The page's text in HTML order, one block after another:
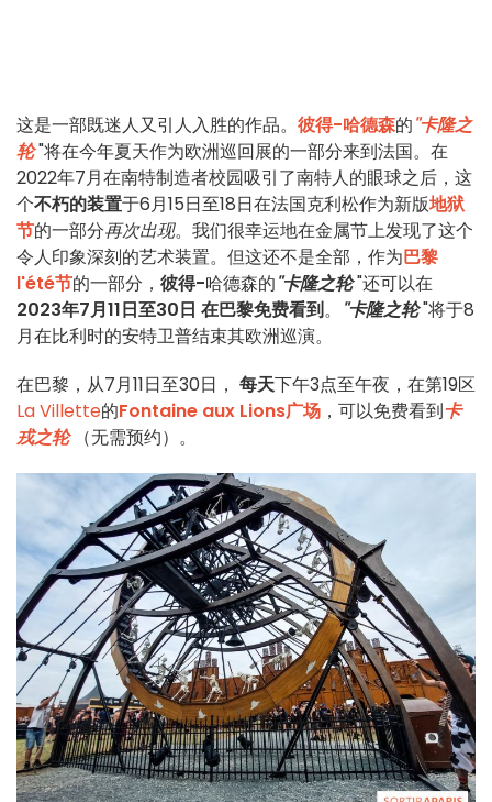
这是一部既迷人又引人入胜的作品。 彼得-哈德森的"卡隆之
轮"将在今年夏天作为欧洲巡回展的一部分来到法国。在
2022年7月在南特制造者校园吸引了南特人的眼球之后，这
个不朽的装置于6月15日至18日在法国克利松作为新版地狱
节的一部分再次出现。我们很幸运地在金属节上发现了这个
令人印象深刻的艺术装置。但这还不是全部，作为巴黎
l'été节的一部分， 彼得-哈德森的"卡隆之轮"还可以在
2023年7月11日至30日 在巴黎免费看到。 "卡隆之轮"将于8
月在比利时的安特卫普结束其欧洲巡演。
在巴黎，从7月11日至30日， 每天下午3点至午夜，在第19区
La Villette的Fontaine aux Lions广场 ，可以免费看到卡
戎之轮
（无需预约）。